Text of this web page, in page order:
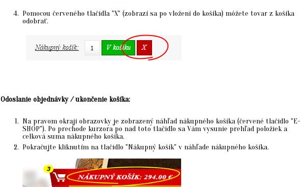
Pomocou červeného tlačidla "X" (zobrazí sa po vložení do košíka) môžete tovar z košíka
odobrať.
Odoslanie objednávky / ukončenie košíka:
Na pravom okraji obrazovky je zobrazený náhľad nákupného košíka (červené tlačidlo "E-
SHOP"). Po prechode kurzora po nad toto tlačidlo sa Vám vysunie prehľad položiek a
celková suma nákupného košíka.
Pokračujte kliknutím na tlačidlo "Nákupný košík" v náhľade nákupného košíka.